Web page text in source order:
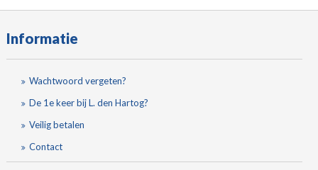
Informatie
Wachtwoord vergeten?
De 1e keer bij L. den Hartog?
Veilig betalen
Contact